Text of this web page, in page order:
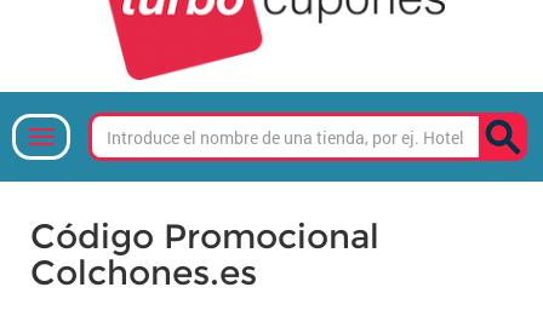
Código Promocional
Colchones.es